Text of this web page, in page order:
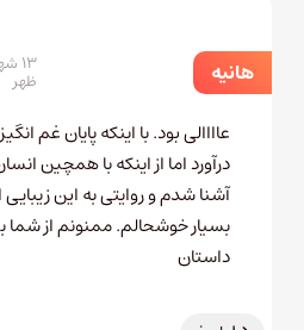
هانيه ظهر
عاااالی بود. با اینکه پایان غم
درآورد اما از اینکه با همچین
آشنا شدم و روایتی به این
بسیار خوشحالم. ممنونم از شما
داستان